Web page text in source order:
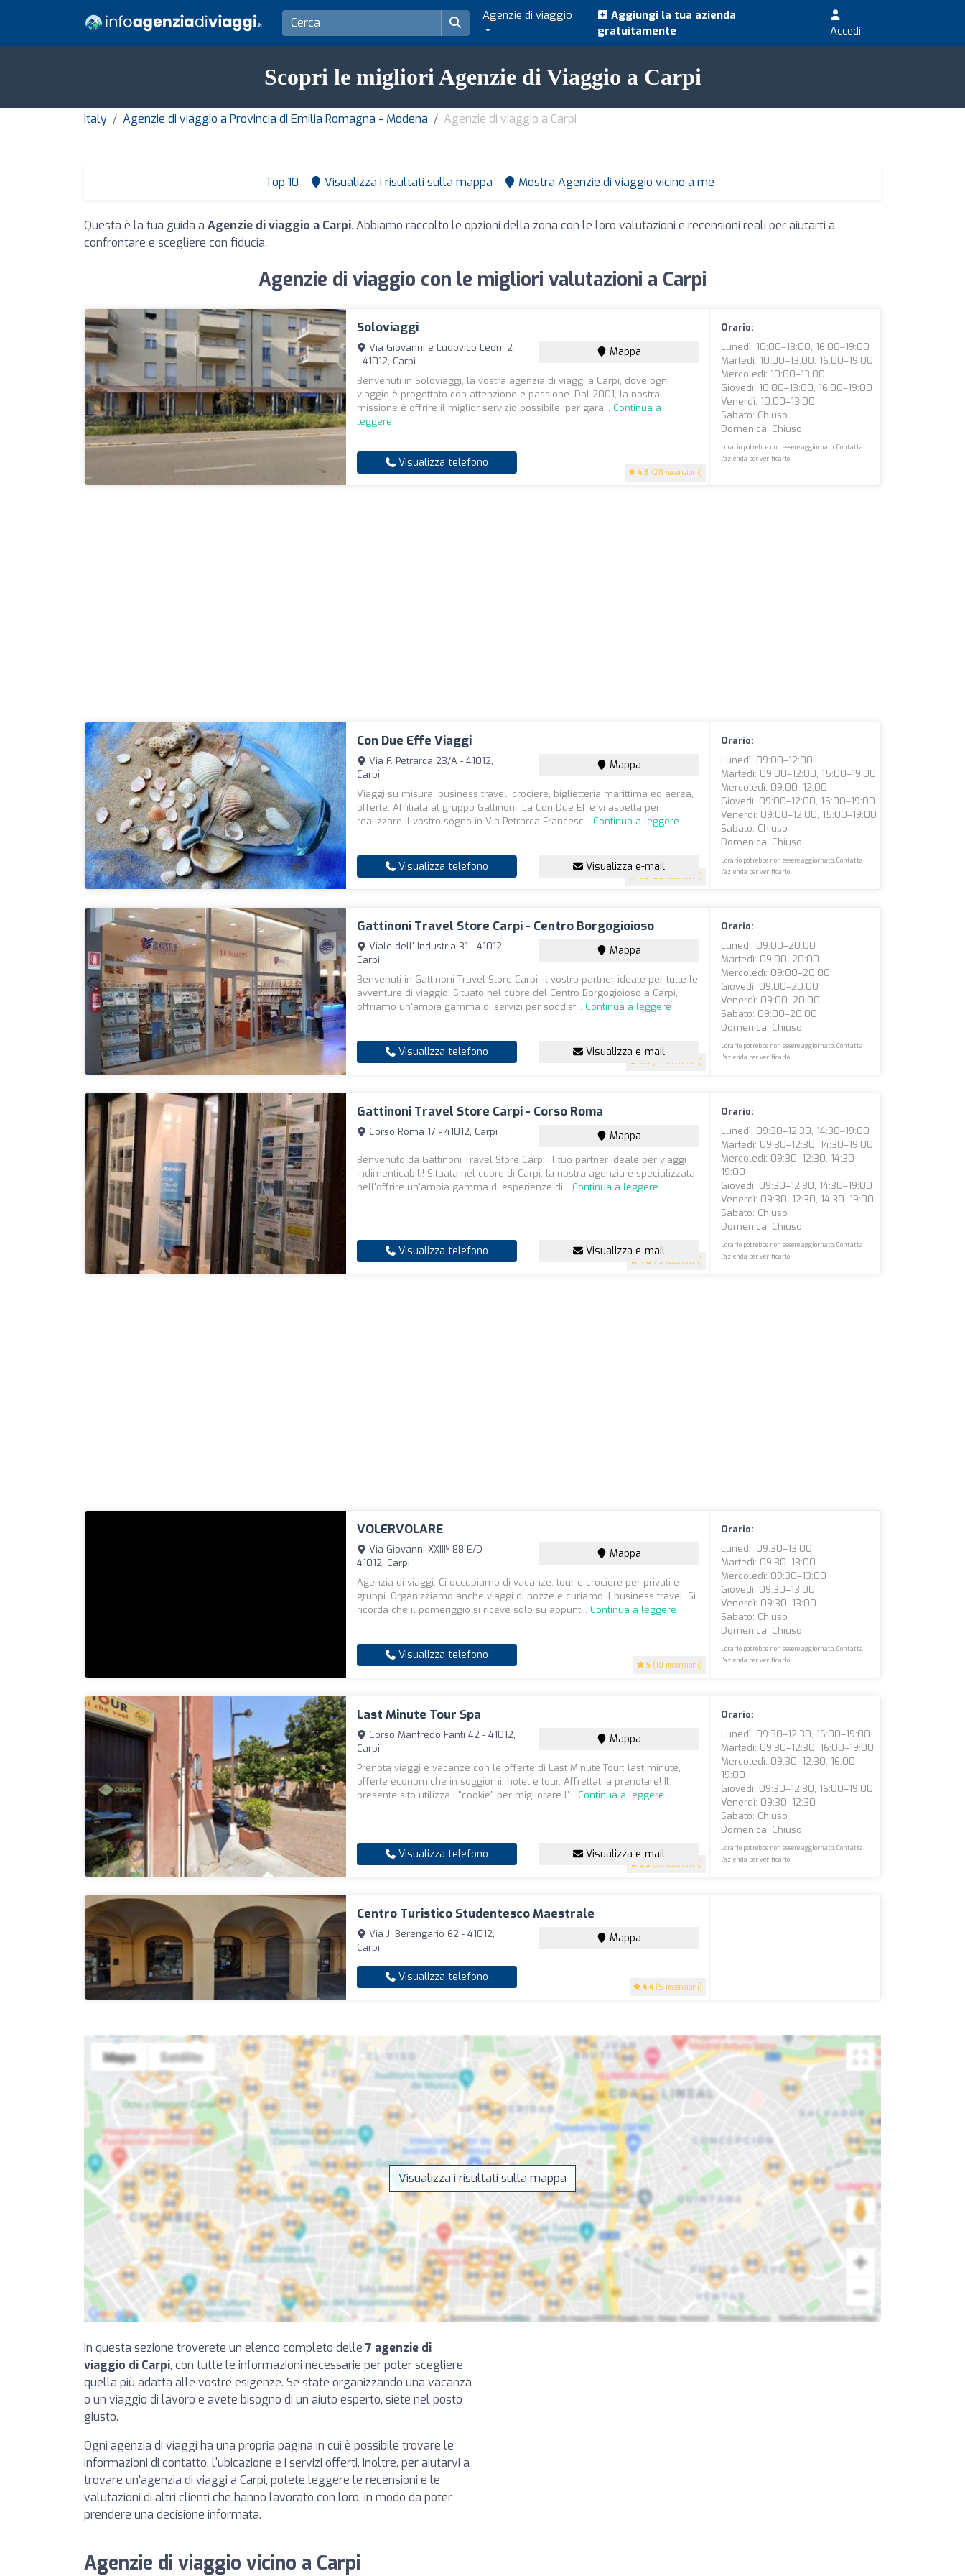
Agenzie di viaggio
Aggiungi la tua azienda
gratuitamente
Accedi
Scopri le migliori Agenzie di Viaggio a Carpi
Italy Agenzie di viaggio a Provincia di Emilia Romagna - Modena Agenzie di viaggio a Carpi
Top 10 Visualizza i risultati sulla mappa Mostra Agenzie di viaggio vicino a me
Questa è la tua guida a Agenzie di viaggio a Carpi. Abbiamo raccolto le opzioni della zona con le loro valutazioni e recensioni reali per aiutarti a
confrontare e scegliere con fiducia.
Agenzie di viaggio con le migliori valutazioni a Carpi
Soloviaggi
4.6 (28 recensioni)
Via Giovanni e Ludovico Leoni 2
- 41012, Carpi
Mappa
Benvenuti in Soloviaggi, la vostra agenzia di viaggi a Carpi, dove ogni
viaggio è progettato con attenzione e passione. Dal 2001, la nostra
missione è offrire il miglior servizio possibile, per gara... Continua a
leggere
Visualizza telefono
Orario:
Lunedì: 10:00–13:00, 16:00–19:00
Martedì: 10:00–13:00, 16:00–19:00
Mercoledì: 10:00–13:00
Giovedì: 10:00–13:00, 16:00–19:00
Venerdì: 10:00–13:00
Sabato: Chiuso
Domenica: Chiuso
L'orario potrebbe non essere aggiornato. Contatta
l'azienda per verificarlo.
Con Due Effe Viaggi
4.8 (20 recensioni)
Via F. Petrarca 23/A - 41012,
Carpi
Mappa
Viaggi su misura, business travel, crociere, biglietteria marittima ed aerea,
offerte. Affiliata al gruppo Gattinoni. La Con Due Effe vi aspetta per
realizzare il vostro sogno in Via Petrarca Francesc... Continua a leggere
Visualizza telefono Visualizza e-mail
Orario:
Lunedì: 09:00–12:00
Martedì: 09:00–12:00, 15:00–19:00
Mercoledì: 09:00–12:00
Giovedì: 09:00–12:00, 15:00–19:00
Venerdì: 09:00–12:00, 15:00–19:00
Sabato: Chiuso
Domenica: Chiuso
L'orario potrebbe non essere aggiornato. Contatta
l'azienda per verificarlo.
Gattinoni Travel Store Carpi - Centro Borgogioioso
4.5 (24 recensioni)
Viale dell' Industria 31 - 41012,
Carpi
Mappa
Benvenuti in Gattinoni Travel Store Carpi, il vostro partner ideale per tutte le
avventure di viaggio! Situato nel cuore del Centro Borgogioioso a Carpi,
offriamo un'ampia gamma di servizi per soddisf... Continua a leggere
Visualizza telefono Visualizza e-mail
Orario:
Lunedì: 09:00–20:00
Martedì: 09:00–20:00
Mercoledì: 09:00–20:00
Giovedì: 09:00–20:00
Venerdì: 09:00–20:00
Sabato: 09:00–20:00
Domenica: Chiuso
L'orario potrebbe non essere aggiornato. Contatta
l'azienda per verificarlo.
Gattinoni Travel Store Carpi - Corso Roma
4.8 (13 recensioni)
Corso Roma 17 - 41012, Carpi Mappa
Benvenuto da Gattinoni Travel Store Carpi, il tuo partner ideale per viaggi
indimenticabili! Situata nel cuore di Carpi, la nostra agenzia è specializzata
nell'offrire un'ampia gamma di esperienze di... Continua a leggere
Visualizza telefono Visualizza e-mail
Orario:
Lunedì: 09:30–12:30, 14:30–19:00
Martedì: 09:30–12:30, 14:30–19:00
Mercoledì: 09:30–12:30, 14:30–
19:00
Giovedì: 09:30–12:30, 14:30–19:00
Venerdì: 09:30–12:30, 14:30–19:00
Sabato: Chiuso
Domenica: Chiuso
L'orario potrebbe non essere aggiornato. Contatta
l'azienda per verificarlo.
VOLERVOLARE
5 (10 recensioni)
Via Giovanni XXIIIº 88 E/D -
41012, Carpi
Mappa
Agenzia di viaggi. Ci occupiamo di vacanze, tour e crociere per privati e
gruppi. Organizziamo anche viaggi di nozze e curiamo il business travel. Si
ricorda che il pomeriggio si riceve solo su appunt... Continua a leggere
Visualizza telefono
Orario:
Lunedì: 09:30–13:00
Martedì: 09:30–13:00
Mercoledì: 09:30–13:00
Giovedì: 09:30–13:00
Venerdì: 09:30–13:00
Sabato: Chiuso
Domenica: Chiuso
L'orario potrebbe non essere aggiornato. Contatta
l'azienda per verificarlo.
Last Minute Tour Spa
3.3 (19 recensioni)
Corso Manfredo Fanti 42 - 41012,
Carpi
Mappa
Prenota viaggi e vacanze con le offerte di Last Minute Tour: last minute,
offerte economiche in soggiorni, hotel e tour. Affrettati a prenotare! Il
presente sito utilizza i "cookie" per migliorare l'... Continua a leggere
Visualizza telefono Visualizza e-mail
Orario:
Lunedì: 09:30–12:30, 16:00–19:00
Martedì: 09:30–12:30, 16:00–19:00
Mercoledì: 09:30–12:30, 16:00–
19:00
Giovedì: 09:30–12:30, 16:00–19:00
Venerdì: 09:30–12:30
Sabato: Chiuso
Domenica: Chiuso
L'orario potrebbe non essere aggiornato. Contatta
l'azienda per verificarlo.
Centro Turistico Studentesco Maestrale
4.4 (5 recensioni)
Via J. Berengario 62 - 41012,
Carpi
Mappa
Visualizza telefono
Visualizza i risultati sulla mappa
In questa sezione troverete un elenco completo delle 7 agenzie di
viaggio di Carpi, con tutte le informazioni necessarie per poter scegliere
quella più adatta alle vostre esigenze. Se state organizzando una vacanza
o un viaggio di lavoro e avete bisogno di un aiuto esperto, siete nel posto
giusto.
Ogni agenzia di viaggi ha una propria pagina in cui è possibile trovare le
informazioni di contatto, l'ubicazione e i servizi offerti. Inoltre, per aiutarvi a
trovare un'agenzia di viaggi a Carpi, potete leggere le recensioni e le
valutazioni di altri clienti che hanno lavorato con loro, in modo da poter
prendere una decisione informata.
Agenzie di viaggio vicino a Carpi